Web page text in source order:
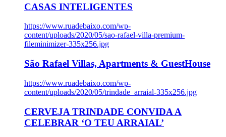
CASAS INTELIGENTES
https://www.ruadebaixo.com/wp-
content/uploads/2020/05/sao-rafael-villa-premium-
fileminimizer-335x256.jpg
São Rafael Villas, Apartments & GuestHouse
https://www.ruadebaixo.com/wp-
content/uploads/2020/05/trindade_arraial-335x256.jpg
CERVEJA TRINDADE CONVIDA A
CELEBRAR ‘O TEU ARRAIAL’